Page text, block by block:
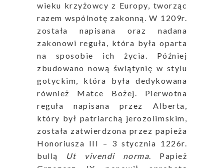
wieku krzyżowcy z Europy, tworząc
razem wspólnotę zakonną. W 1209r.
została napisana oraz nadana
zakonowi reguła, która była oparta
na sposobie ich życia. Później
zbudowano nową świątynię w stylu
gotyckim, która była dedykowana
również Matce Bożej. Pierwotna
reguła napisana przez Alberta,
który był patriarchą jerozolimskim,
została zatwierdzona przez papieża
Honoriusza III – 3 stycznia 1226r.
bullą
Ut vivendi norma. Papież